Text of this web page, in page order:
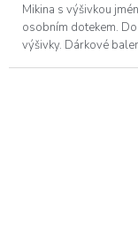
z
5
hvězdiček.
Mikina s výšivkou
osobním dotekem.
výšivky. Dárkové